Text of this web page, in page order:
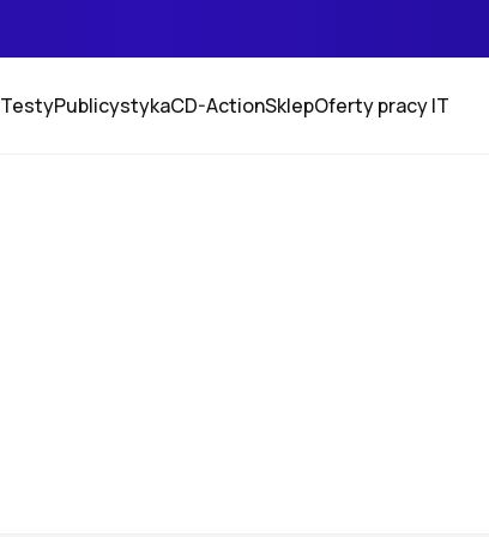
TestyPublicystykaCD-ActionSklepOferty pracy IT